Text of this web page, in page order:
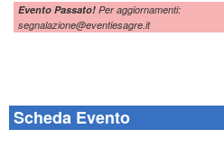
Evento Passato! Per aggiornamenti:
segnalazione@eventiesagre.it
Scheda Evento